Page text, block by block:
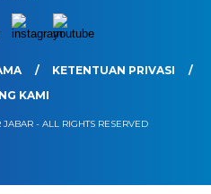
KETENTUAN PRIVASI
KAMI
- ALL RIGHTS RESERVED